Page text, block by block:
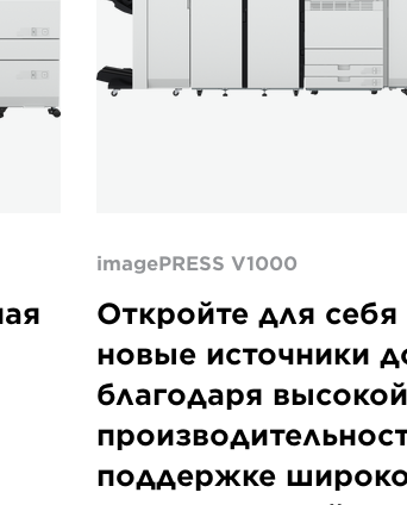
imagePRESS V1000
Откройте для себя
новые источники
благодаря высокой
поддержке